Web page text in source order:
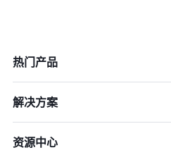
热门产品
解决方案
资源中心